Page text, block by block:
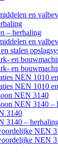
en
– herhaling
en
stalen
en
en
NEN 1010
NEN 1010
NEN 3140
NEN 3140 –
3140
3140 –
NEN
NEN